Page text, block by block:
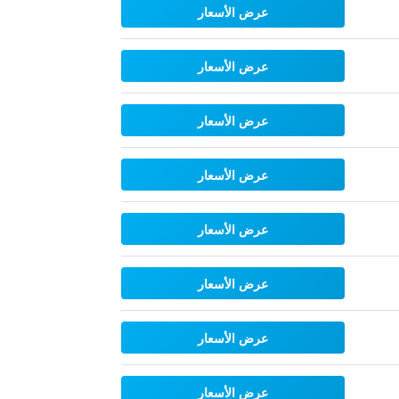
عرض الأسعار
عرض الأسعار
عرض الأسعار
عرض الأسعار
عرض الأسعار
عرض الأسعار
عرض الأسعار
عرض الأسعار